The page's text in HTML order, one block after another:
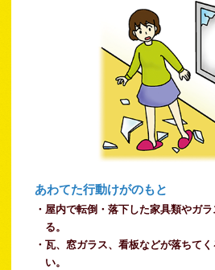
あわてた行動けがのもと
・屋内で転倒・落下した家具類やガ
る。
・瓦、窓ガラス、看板などが落ちて
い。